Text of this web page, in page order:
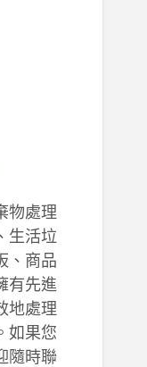
物處理
生活垃
、商品
有先進
地處理
如果您
隨時聯